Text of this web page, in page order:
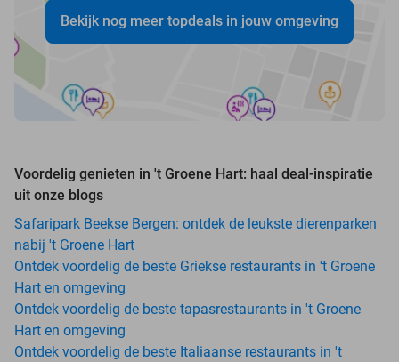
Bekijk nog meer topdeals in jouw omgeving
Voordelig genieten in 't Groene Hart: haal deal-inspiratie
uit onze blogs
Safaripark Beekse Bergen: ontdek de leukste dierenparken
nabij 't Groene Hart
Ontdek voordelig de beste Griekse restaurants in 't Groene
Hart en omgeving
Ontdek voordelig de beste tapasrestaurants in 't Groene
Hart en omgeving
Ontdek voordelig de beste Italiaanse restaurants in 't